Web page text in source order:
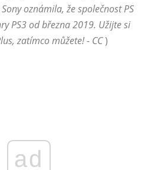
oznámila, že společnost PS
PS3 od března 2019. Užijte si
zatímco můžete! - CC)
ad